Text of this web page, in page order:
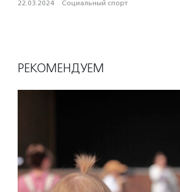
22.03.2024 · Социальный спорт
РЕКОМЕНДУЕМ